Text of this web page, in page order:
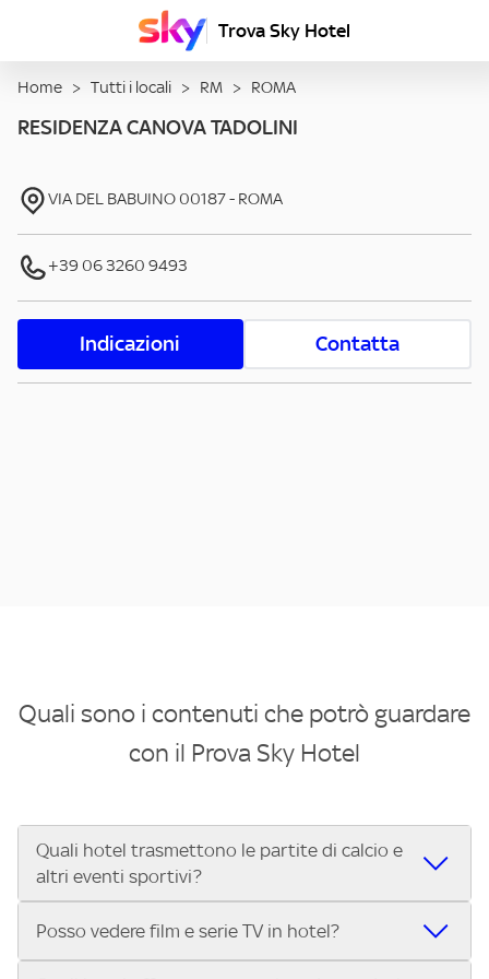
Trova Sky Hotel
Home > Tutti i locali > RM > ROMA
RESIDENZA CANOVA TADOLINI
VIA DEL BABUINO 00187- ROMA
+39 06 3260 9493
Indicazioni Contatta
Quali sono i contenuti che potrò guardare
con il Prova Sky Hotel
Quali hotel trasmettono le partite di calcio e
altri eventi sportivi?
Se cerchi un hotel dove poter vedere le partite di Serie A,
Posso vedere film e serie TV in hotel?